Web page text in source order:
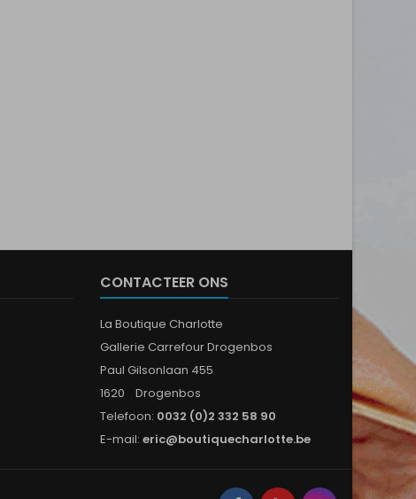
CONTACTEER ONS
La Boutique Charlotte
Gallerie Carrefour Drogenbos
Paul Gilsonlaan 455
1620 Drogenbos
Telefoon: 0032 (0)2 332 58 90
E-mail: eric@boutiquecharlotte.be